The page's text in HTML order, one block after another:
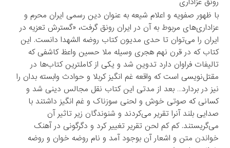
با ظهور صفویه و اعلام شیعه به عنوان دین رسمی ایران محرم و
عزاداری‌های مربوط به آن در ایران رونق گرفت، «گسترش تعزیه در
ایران را می‌توان تا حدی مدیون کتاب روضه الشهدا دانست. این
کتاب که در قرن نهم هجری وسیله ملا حسین واعظ کاشفی که
تالیفات فراوان دارد تدوین شد و یکی از کاملترین کتاب‌ها در
مقتل‌نویسی است که واقعه غم انگیز کربلا و حوادث وابسته بدان را
نیز در بردارد… بعد از مدتی این کتاب نقل مجالس دینی شد و
کسانی که صوتی خوش و لحنی سوزناک و غم انگیز داشتند با
صدایی بلند آنرا تقریر می‌کردند و شنوندگان زیر تاثیر آن
می‌گریستند. کم کم لحن تقریر تغییر کرد و دگرگونی در آهنک
خواندن متن و اشعار آن بوجود آمد و نام روضه خوان و روضه